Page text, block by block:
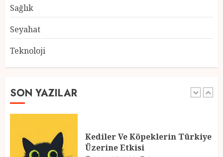
Sağlık
Seyahat
Teknoloji
SON YAZILAR
5
1
2025 En İyi Yaz Tatilleri
Kediler Ve Köpeklerin Türkiye
Üzerine Etkisi